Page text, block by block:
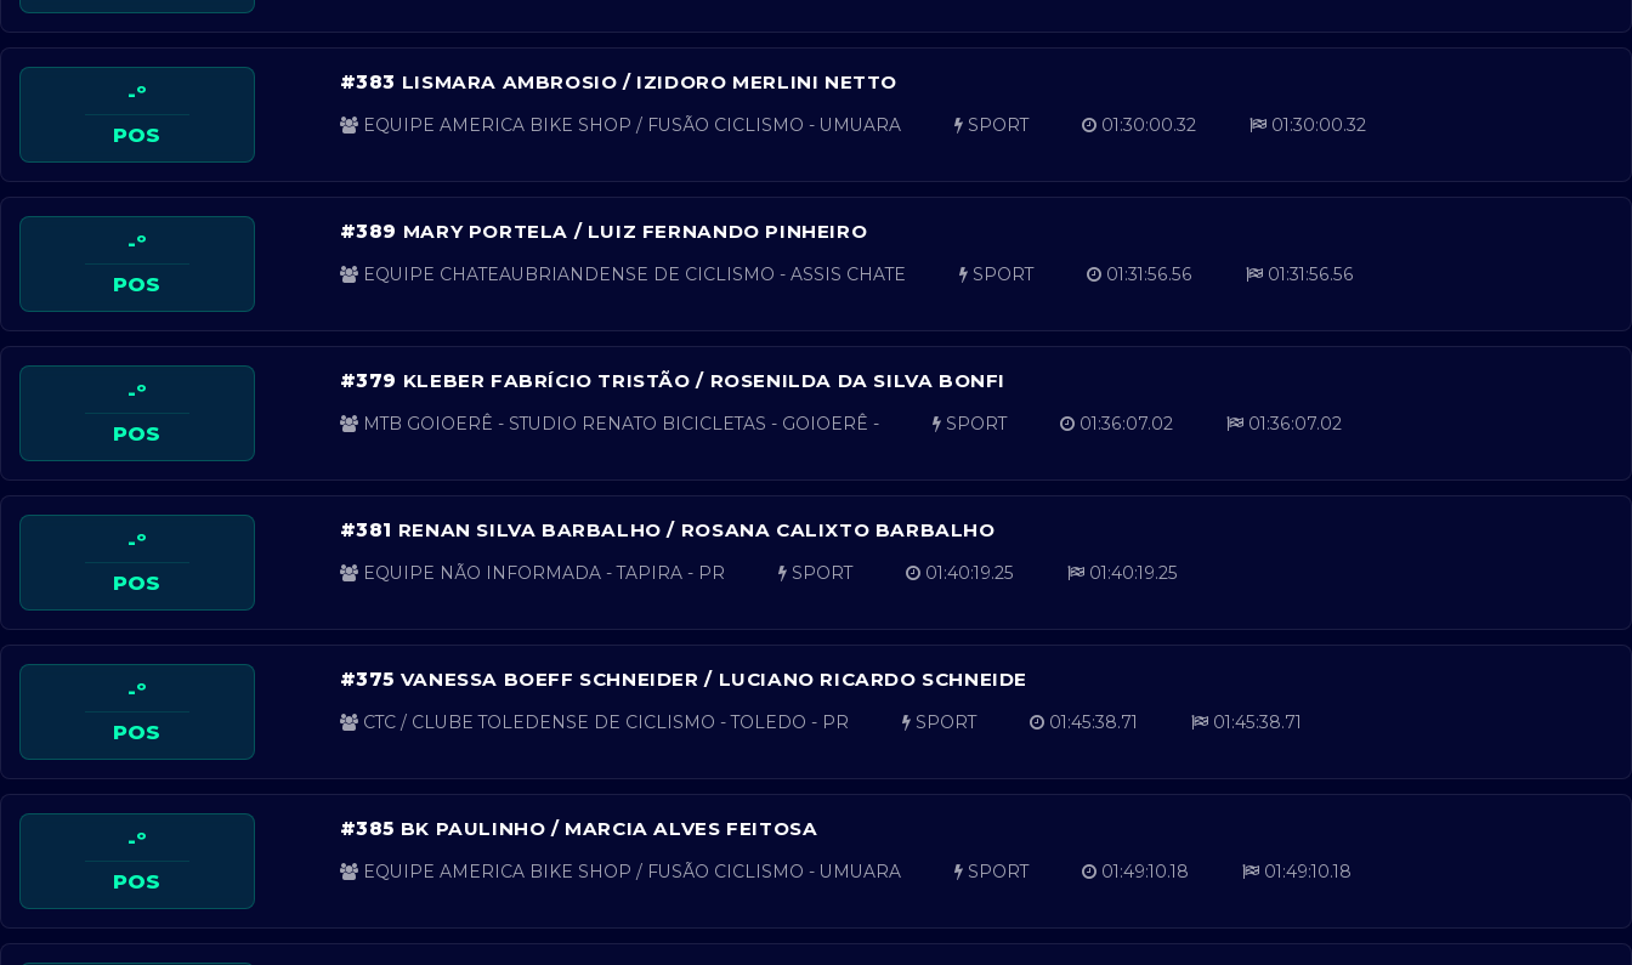
-º
POS
#383 LISMARA AMBROSIO / IZIDORO MERLINI NETTO
EQUIPE AMERICA BIKE SHOP / FUSÃO CICLISMO - UMUARA SPORT 01:30:00.32 01:30:00.32
-º
POS
#389 MARY PORTELA / LUIZ FERNANDO PINHEIRO
EQUIPE CHATEAUBRIANDENSE DE CICLISMO - ASSIS CHATE SPORT 01:31:56.56 01:31:56.56
-º
POS
#379 KLEBER FABRÍCIO TRISTÃO / ROSENILDA DA SILVA BONFI
MTB GOIOERÊ - STUDIO RENATO BICICLETAS - GOIOERÊ - SPORT 01:36:07.02 01:36:07.02
-º
POS
#381 RENAN SILVA BARBALHO / ROSANA CALIXTO BARBALHO
EQUIPE NÃO INFORMADA - TAPIRA - PR SPORT 01:40:19.25 01:40:19.25
-º
POS
#375 VANESSA BOEFF SCHNEIDER / LUCIANO RICARDO SCHNEIDE
CTC / CLUBE TOLEDENSE DE CICLISMO - TOLEDO - PR SPORT 01:45:38.71 01:45:38.71
-º
POS
#385 BK PAULINHO / MARCIA ALVES FEITOSA
EQUIPE AMERICA BIKE SHOP / FUSÃO CICLISMO - UMUARA SPORT 01:49:10.18 01:49:10.18